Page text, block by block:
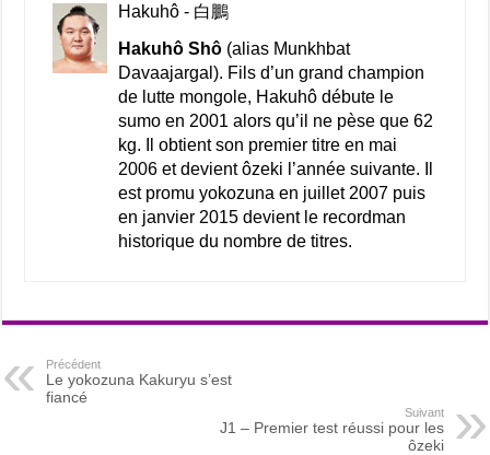
Hakuhô - 白鵬
Hakuhô Shô (alias Munkhbat
Davaajargal). Fils d’un grand champion
de lutte mongole, Hakuhô débute le
sumo en 2001 alors qu’il ne pèse que 62
kg. Il obtient son premier titre en mai
2006 et devient ôzeki l’année suivante. Il
est promu yokozuna en juillet 2007 puis
en janvier 2015 devient le recordman
historique du nombre de titres.
Précédent
Le yokozuna Kakuryu s’est
fiancé
Suivant
J1 – Premier test réussi pour les
ôzeki